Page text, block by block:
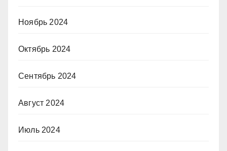
Ноябрь 2024
Октябрь 2024
Сентябрь 2024
Август 2024
Июль 2024